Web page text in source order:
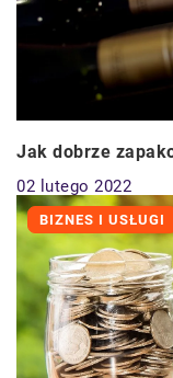
Jak dobrze
02 lutego 2022
BIZNES I USŁUGI